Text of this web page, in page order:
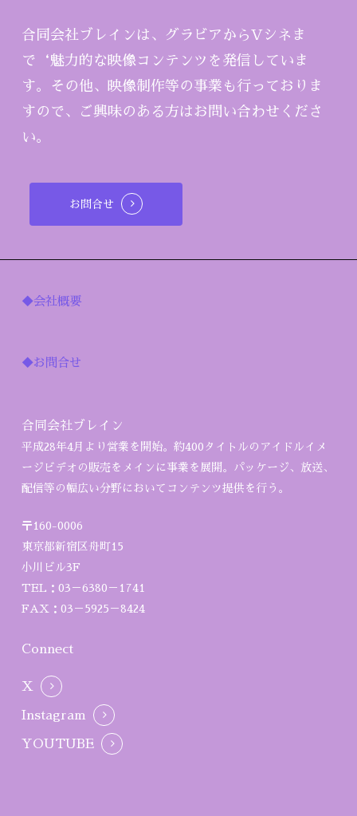
合同会社ブレインは、グラビアからVシネま
で‘魅力的な映像コンテンツを発信していま
す。その他、映像制作等の事業も行っておりま
すので、ご興味のある方はお問い合わせくださ
い。
お問合せ
◆会社概要
◆お問合せ
合同会社ブレイン
平成28年4月より営業を開始。約400タイトルのアイドルイメ
ージビデオの販売をメインに事業を展開。パッケージ、放送、
配信等の幅広い分野においてコンテンツ提供を行う。
〒160-0006
東京都新宿区舟町15
小川ビル3F
TEL：03－6380－1741
FAX：03－5925－8424
Connect
X
Instagram
YOUTUBE